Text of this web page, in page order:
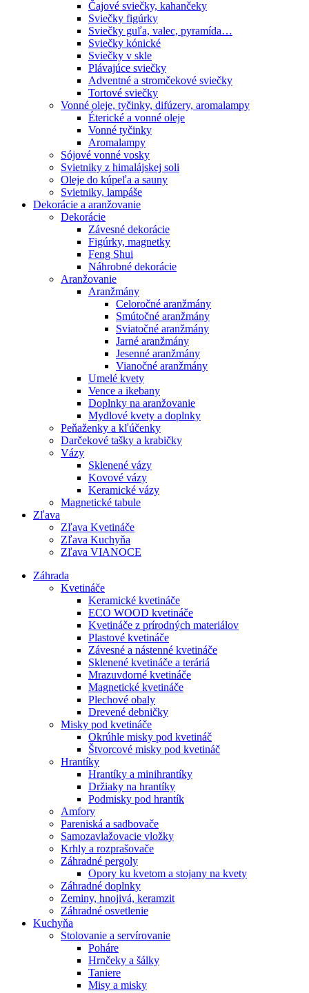
Čajové sviečky, kahančeky
Sviečky figúrky
Sviečky guľa, valec, pyramída…
Sviečky kónické
Sviečky v skle
Plávajúce sviečky
Adventné a stromčekové sviečky
Tortové sviečky
Vonné oleje, tyčinky, difúzery, aromalampy
Éterické a vonné oleje
Vonné tyčinky
Aromalampy
Sójové vonné vosky
Svietniky z himalájskej soli
Oleje do kúpeľa a sauny
Svietniky, lampáše
Dekorácie a aranžovanie
Dekorácie
Závesné dekorácie
Figúrky, magnetky
Feng Shui
Náhrobné dekorácie
Aranžovanie
Aranžmány
Celoročné aranžmány
Smútočné aranžmány
Sviatočné aranžmány
Jarné aranžmány
Jesenné aranžmány
Vianočné aranžmány
Umelé kvety
Vence a ikebany
Doplnky na aranžovanie
Mydlové kvety a doplnky
Peňaženky a kľúčenky
Darčekové tašky a krabičky
Vázy
Sklenené vázy
Kovové vázy
Keramické vázy
Magnetické tabule
Zľava
Zľava Kvetináče
Zľava Kuchyňa
Zľava VIANOCE
Záhrada
Kvetináče
Keramické kvetináče
ECO WOOD kvetináče
Kvetináče z prírodných materiálov
Plastové kvetináče
Závesné a nástenné kvetináče
Sklenené kvetináče a teráriá
Mrazuvdorné kvetináče
Magnetické kvetináče
Plechové obaly
Drevené debničky
Misky pod kvetináče
Okrúhle misky pod kvetináč
Štvorcové misky pod kvetináč
Hrantíky
Hrantíky a minihrantíky
Držiaky na hrantíky
Podmisky pod hrantík
Amfory
Pareniská a sadbovače
Samozavlažovacie vložky
Krhly a rozprašovače
Záhradné pergoly
Opory ku kvetom a stojany na kvety
Záhradné doplnky
Zeminy, hnojivá, keramzit
Záhradné osvetlenie
Kuchyňa
Stolovanie a servírovanie
Poháre
Hrnčeky a šálky
Taniere
Misy a misky